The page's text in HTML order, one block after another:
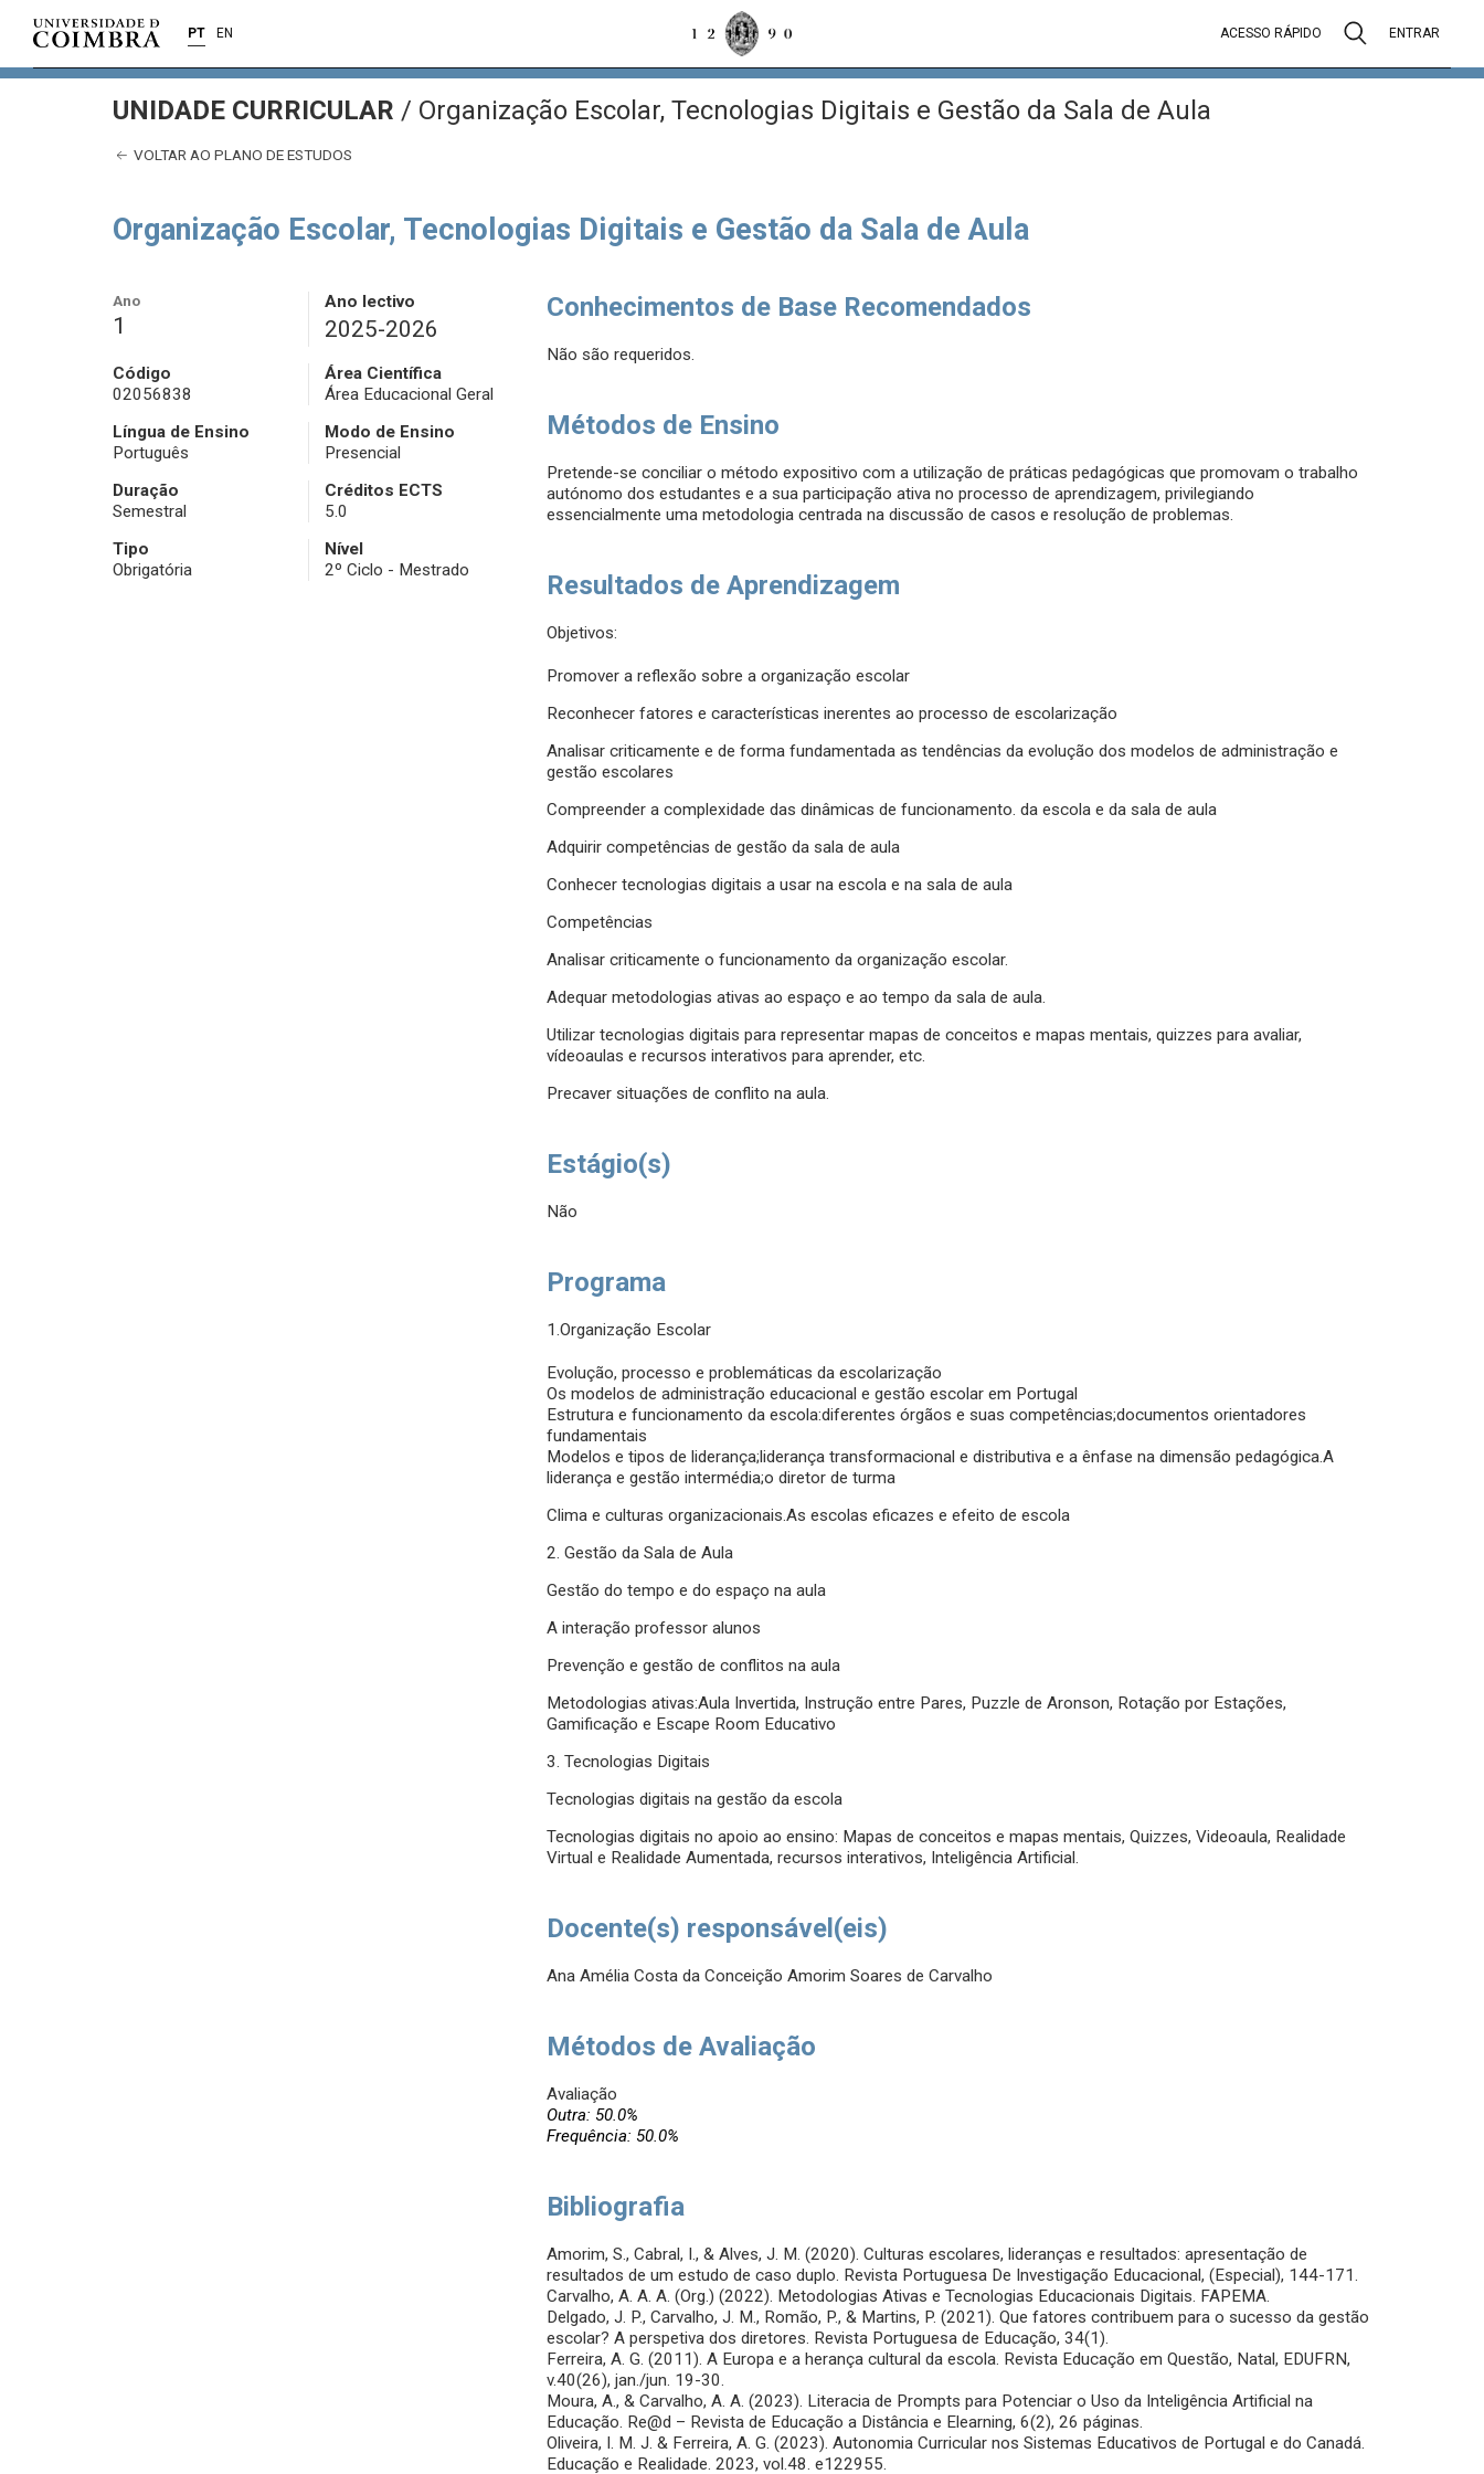
PT EN ACESSO RÁPIDO ENTRAR
UNIDADE CURRICULAR / Organização Escolar, Tecnologias Digitais e Gestão da Sala de Aula
VOLTAR AO PLANO DE ESTUDOS
Organização Escolar, Tecnologias Digitais e Gestão da Sala de Aula
Ano
1
Ano lectivo
2025-2026
Código
02056838
Área Científica
Área Educacional Geral
Língua de Ensino
Português
Modo de Ensino
Presencial
Duração
Semestral
Créditos ECTS
5.0
Tipo
Obrigatória
Nível
2º Ciclo - Mestrado
Conhecimentos de Base Recomendados
Não são requeridos.
Métodos de Ensino
Pretende-se conciliar o método expositivo com a utilização de práticas pedagógicas que promovam o trabalho
autónomo dos estudantes e a sua participação ativa no processo de aprendizagem, privilegiando
essencialmente uma metodologia centrada na discussão de casos e resolução de problemas.
Resultados de Aprendizagem
Objetivos:
Promover a reflexão sobre a organização escolar
Reconhecer fatores e características inerentes ao processo de escolarização
Analisar criticamente e de forma fundamentada as tendências da evolução dos modelos de administração e
gestão escolares
Compreender a complexidade das dinâmicas de funcionamento. da escola e da sala de aula
Adquirir competências de gestão da sala de aula
Conhecer tecnologias digitais a usar na escola e na sala de aula
Competências
Analisar criticamente o funcionamento da organização escolar.
Adequar metodologias ativas ao espaço e ao tempo da sala de aula.
Utilizar tecnologias digitais para representar mapas de conceitos e mapas mentais, quizzes para avaliar,
vídeoaulas e recursos interativos para aprender, etc.
Precaver situações de conflito na aula.
Estágio(s)
Não
Programa
1.Organização Escolar
Evolução, processo e problemáticas da escolarização
Os modelos de administração educacional e gestão escolar em Portugal
Estrutura e funcionamento da escola:diferentes órgãos e suas competências;documentos orientadores
fundamentais
Modelos e tipos de liderança;liderança transformacional e distributiva e a ênfase na dimensão pedagógica.A
liderança e gestão intermédia;o diretor de turma
Clima e culturas organizacionais.As escolas eficazes e efeito de escola
2. Gestão da Sala de Aula
Gestão do tempo e do espaço na aula
A interação professor alunos
Prevenção e gestão de conflitos na aula
Metodologias ativas:Aula Invertida, Instrução entre Pares, Puzzle de Aronson, Rotação por Estações,
Gamificação e Escape Room Educativo
3. Tecnologias Digitais
Tecnologias digitais na gestão da escola
Tecnologias digitais no apoio ao ensino: Mapas de conceitos e mapas mentais, Quizzes, Videoaula, Realidade
Virtual e Realidade Aumentada, recursos interativos, Inteligência Artificial.
Docente(s) responsável(eis)
Ana Amélia Costa da Conceição Amorim Soares de Carvalho
Métodos de Avaliação
Avaliação
Outra: 50.0%
Frequência: 50.0%
Bibliografia
Amorim, S., Cabral, I., & Alves, J. M. (2020). Culturas escolares, lideranças e resultados: apresentação de
resultados de um estudo de caso duplo. Revista Portuguesa De Investigação Educacional, (Especial), 144-171.
Carvalho, A. A. A. (Org.) (2022). Metodologias Ativas e Tecnologias Educacionais Digitais. FAPEMA.
Delgado, J. P., Carvalho, J. M., Romão, P., & Martins, P. (2021). Que fatores contribuem para o sucesso da gestão
escolar? A perspetiva dos diretores. Revista Portuguesa de Educação, 34(1).
Ferreira, A. G. (2011). A Europa e a herança cultural da escola. Revista Educação em Questão, Natal, EDUFRN,
v.40(26), jan./jun. 19-30.
Moura, A., & Carvalho, A. A. (2023). Literacia de Prompts para Potenciar o Uso da Inteligência Artificial na
Educação. Re@d – Revista de Educação a Distância e Elearning, 6(2), 26 páginas.
Oliveira, I. M. J. & Ferreira, A. G. (2023). Autonomia Curricular nos Sistemas Educativos de Portugal e do Canadá.
Educação e Realidade. 2023, vol.48. e122955.